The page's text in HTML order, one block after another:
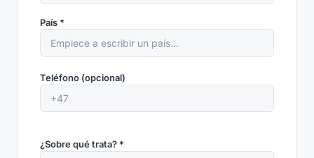
País *
Teléfono (opcional)
¿Sobre qué trata? *